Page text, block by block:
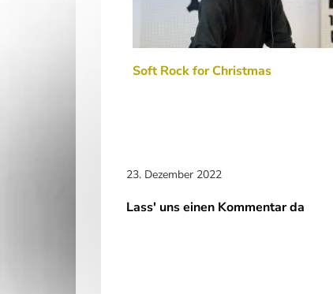
Soft Rock for Christmas
23. Dezember 2022
Lass' uns einen Kommentar da